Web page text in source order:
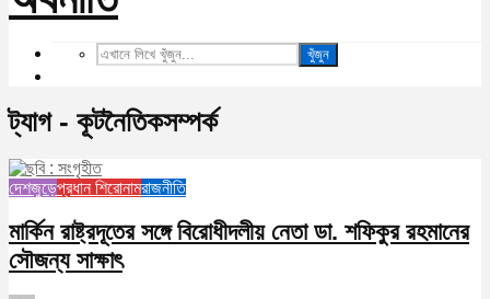
খুঁজুন
ট্যাগ - কূটনৈতিকসম্পর্ক
দেশজুড়েপ্রধান শিরোনামরাজনীতি
মার্কিন রাষ্ট্রদূতের সঙ্গে বিরোধীদলীয় নেতা ডা. শফিকুর রহমানের
সৌজন্য সাক্ষাৎ